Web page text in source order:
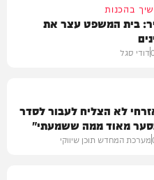
בהכנות
בית המשפט עצר את
דודי סגל
לא הצליח לעבור לסדר
מאוד ממה ששמעתי"
מערכת המחדש תוכן שיווקי